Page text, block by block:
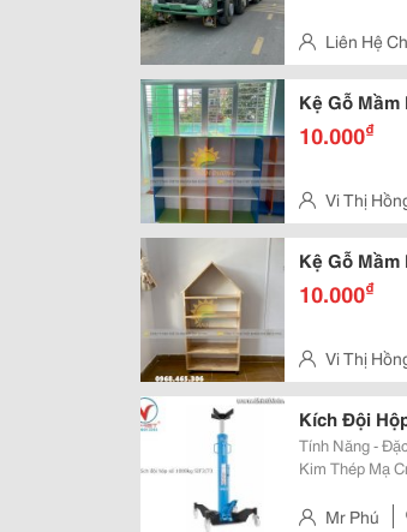
Liên Hệ
Kệ Gỗ
10.000₫
Vi Thị
Kệ Gỗ
10.000₫
Vi Thị
Kích Đội
Tính Năng - Đặc Điểm: . Kích Đội Hợp Số Trục Cơ
Kim Thép Mạ
Ngăn Chặn
Mr Phú